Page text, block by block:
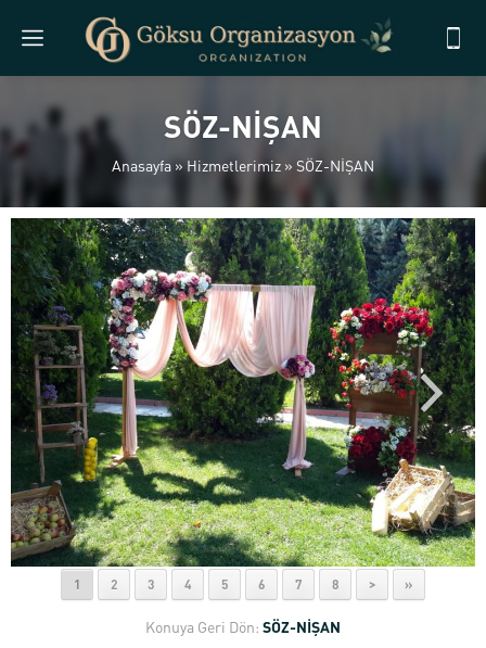
SÖZ-NİŞAN
Anasayfa »Hizmetlerimiz » SÖZ-NİŞAN
1 2 3 4 5 6 7 8 > »
Konuya Geri Dön: SÖZ-NİŞAN